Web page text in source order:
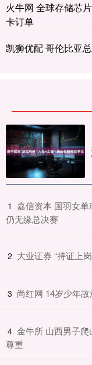
火牛网 全球存储芯
卡订单
凯狮优配 哥伦比亚
1 嘉信资本 国羽女单
仍无缘总决赛
2 大业证券 “持证上
3 尚红网 14岁少年
4 金牛所 山西男子爬
尊重